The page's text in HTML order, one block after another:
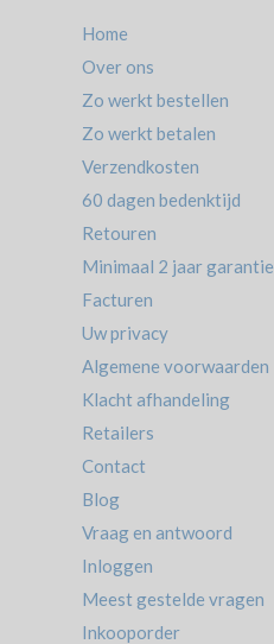
Home
Over ons
Zo werkt bestellen
Zo werkt betalen
Verzendkosten
60 dagen bedenktijd
Retouren
Minimaal 2 jaar garantie
Facturen
Uw privacy
Algemene voorwaarden
Klacht afhandeling
Retailers
Contact
Blog
Vraag en antwoord
Inloggen
Meest gestelde vragen
Inkooporder